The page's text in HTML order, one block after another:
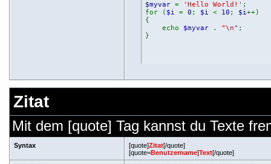
$myvar = 'Hello World!' ;
for ( $i = 0 ; $i < 10 ; $i++)
{
echo $myvar . "\n" ;
}
Zitat
Mit dem [quote] Tag kannst du Texte
Syntax [quote]Zitat[/quote]
[quote=Benutzername]Text[/quote]